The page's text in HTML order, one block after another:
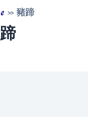
»豬蹄